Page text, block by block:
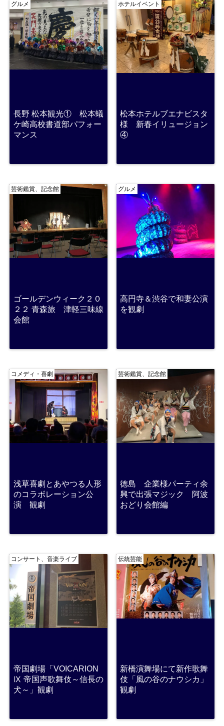
グルメ
長野 松本観光① 松本蟻
ケ崎高校書道部パフォー
マンス
ホテルイベント
松本ホテルブエナビスタ
様 新春イリュージョン
④
芸術鑑賞、記念館
ゴールデンウィーク２０
２２ 青森旅 津軽三味線
会館
グルメ
高円寺＆渋谷で和妻公演
を観劇
コメディ・喜劇
浅草喜劇とあやつる人形
のコラボレーション公
演 観劇
芸術鑑賞、記念館
徳島 企業様パーティ余
興で出張マジック 阿波
おどり会館編
コンサート、音楽ライブ
帝国劇場「VOICARION
Ⅸ 帝国声歌舞伎～信長の
犬～」観劇
伝統芸能
新橋演舞場にて新作歌舞
伎「風の谷のナウシカ」
観劇